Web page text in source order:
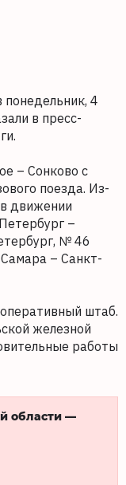
4
в пресс-
– Сонково с
поезда. Из-
движении
–
№ 46
– Санкт-
штаб.
железной
работы
области —